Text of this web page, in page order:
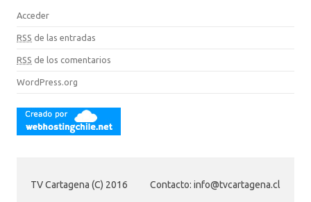
Acceder
RSS de las entradas
RSS de los comentarios
WordPress.org
TV Cartagena (C) 2016 Contacto: info@tvcartagena.cl